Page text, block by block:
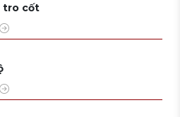
tro cốt